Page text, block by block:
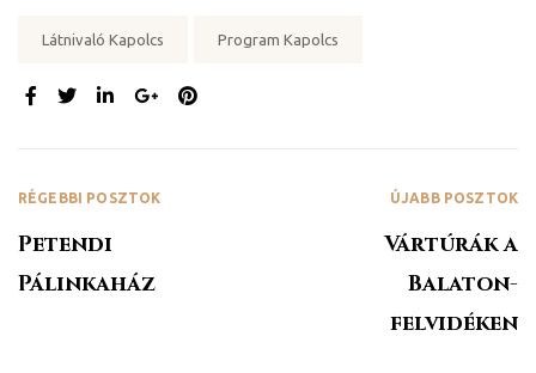
Látnivaló Kapolcs Program Kapolcs
MEGOSZTÁS:
RÉGEBBI POSZTOK
Petendi
Pálinkaház
ÚJABB POSZTOK
Vártúrák a
Balaton-
felvidéken